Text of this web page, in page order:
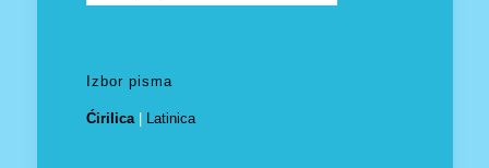
Izbor pisma
Ćirilica| Latinica